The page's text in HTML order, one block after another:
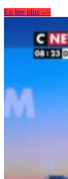
En lire plus -->